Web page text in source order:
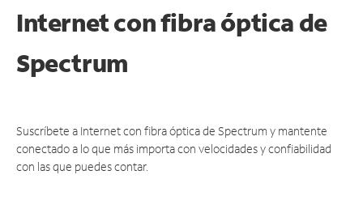
Internet con fibra óptica de
Spectrum
Suscríbete a Internet con fibra óptica de Spectrum y mantente
conectado a lo que más importa con velocidades y confiabilidad
con las que puedes contar.